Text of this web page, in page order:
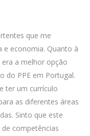
que me
e economia. Quanto à
era a melhor opção
do PPE em Portugal.
ter um currículo
as diferentes áreas
Sinto que este
competências